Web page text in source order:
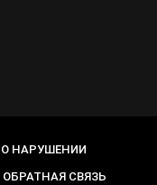
НАРУШЕНИИ
ОБРАТНАЯ СВЯЗЬ